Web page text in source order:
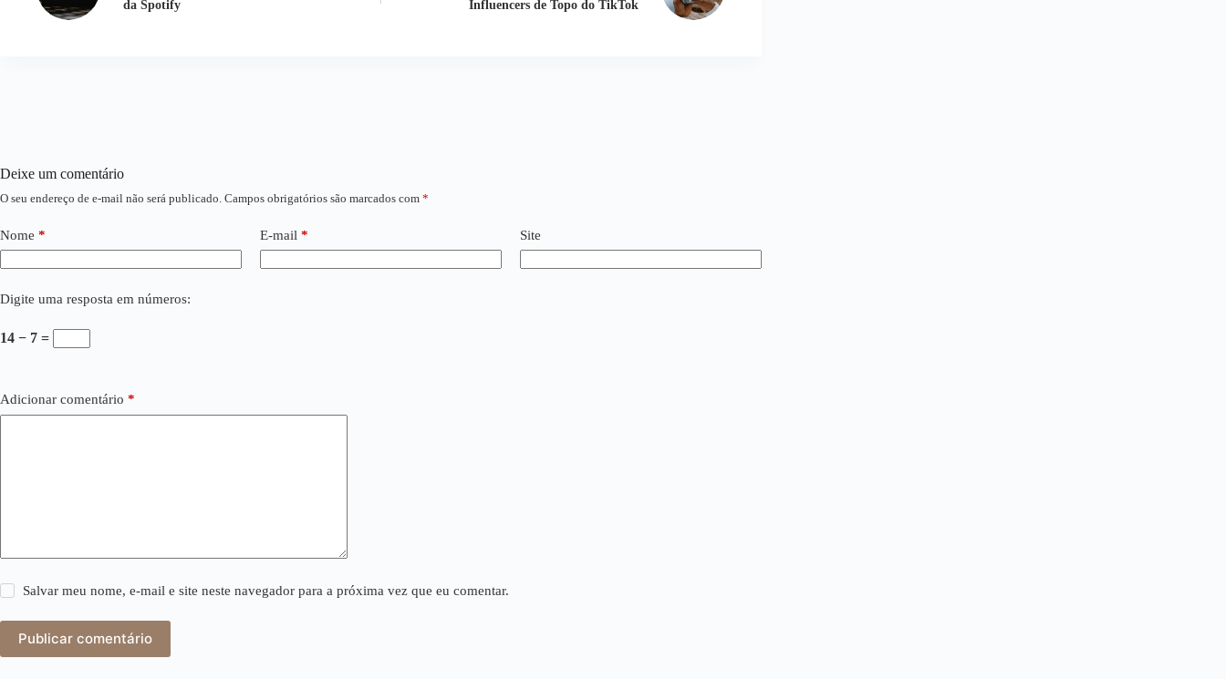
da Spotify
Influencers de Topo do TikTok
Deixe um comentário
O seu endereço de e-mail não será publicado. Campos obrigatórios são marcados com *
Nome * E-mail * Site
Digite uma resposta em números:
14 − 7 =
Adicionar comentário *
Salvar meu nome, e-mail e site neste navegador para a próxima vez que eu comentar.
Publicar comentário